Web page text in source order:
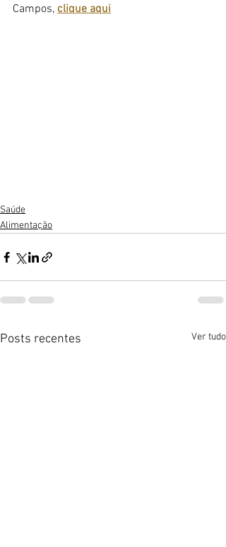
Campos, clique aqui
Saúde
Alimentação
Posts recentes Ver tudo